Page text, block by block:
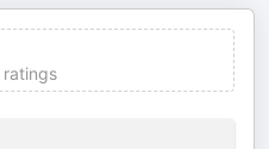
ratings